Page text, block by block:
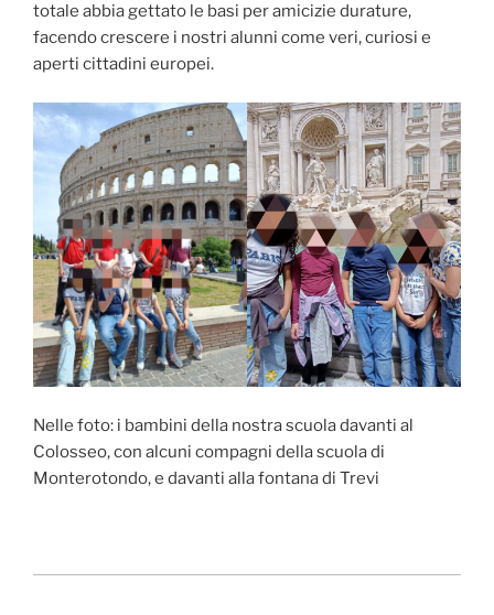
totale abbia gettato le basi per amicizie durature,
facendo crescere i nostri alunni come veri, curiosi e
aperti cittadini europei.
Nelle foto: i bambini della nostra scuola davanti al
Colosseo, con alcuni compagni della scuola di
Monterotondo, e davanti alla fontana di Trevi